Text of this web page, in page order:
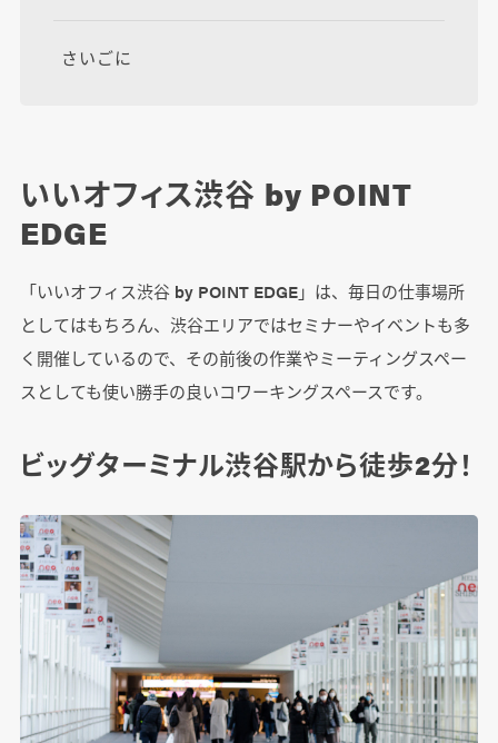
さいごに
いいオフィス渋谷 by POINT
EDGE
「いいオフィス渋谷 by POINT EDGE」は、毎日の仕事場所
としてはもちろん、渋谷エリアではセミナーやイベントも多
く開催しているので、その前後の作業やミーティングスペー
スとしても使い勝手の良いコワーキングスペースです。
ビッグターミナル渋谷駅から徒歩2分！